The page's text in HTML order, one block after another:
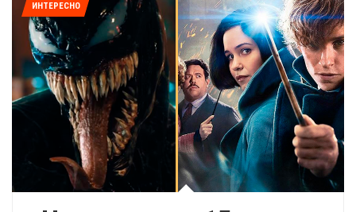
ИНТЕРЕСНО